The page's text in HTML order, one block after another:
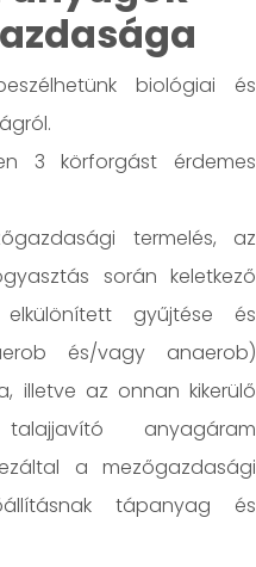
biológiai és
3 körforgást érdemes
termelés, az
során keletkező
elkülönített gyűjtése és
és/vagy anaerob)
illetve az onnan kikerülő
anyagáram
a mezőgazdasági
tápanyag és